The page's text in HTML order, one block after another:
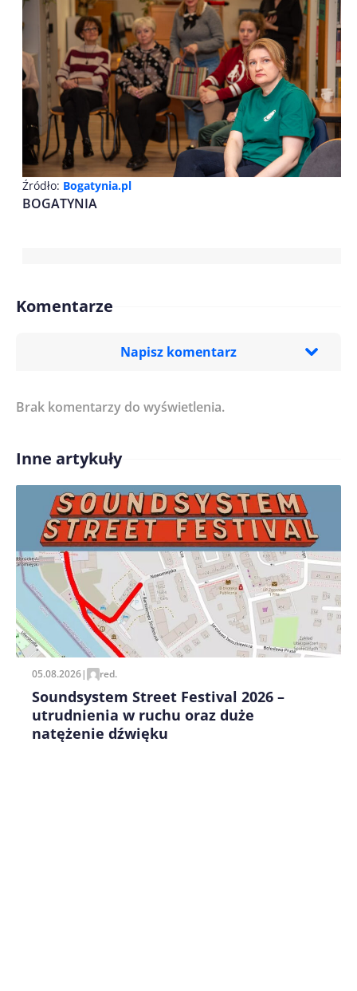
Źródło: Bogatynia.pl
BOGATYNIA
Komentarze
Napisz komentarz
Treść komentarza*
Imię/ Nick*
Zapamiętaj moje dane w tej przeglądarce podczas
pisania kolejnych komentarzy.
Brak komentarzy do wyświetlenia.
Inne artykuły
05.08.2026| red.
Soundsystem Street Festival 2026 –
utrudnienia w ruchu oraz duże
natężenie dźwięku